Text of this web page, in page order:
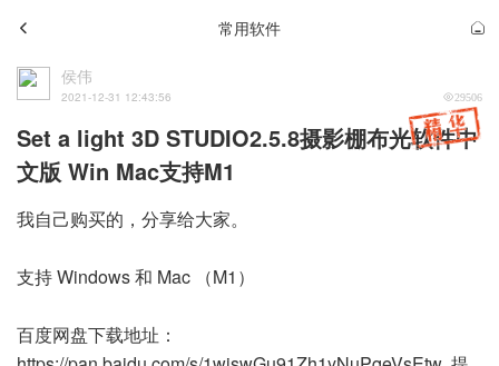
常用软件
侯伟
2021-12-31 12:43:56 29506
Set a light 3D STUDIO2.5.8摄影棚布光软件中
文版 Win Mac支持M1
我自己购买的，分享给大家。
支持 Windows 和 Mac （M1）
百度网盘下载地址：